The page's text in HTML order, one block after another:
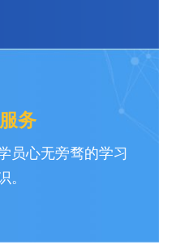
务
员心无旁骛的学习
。